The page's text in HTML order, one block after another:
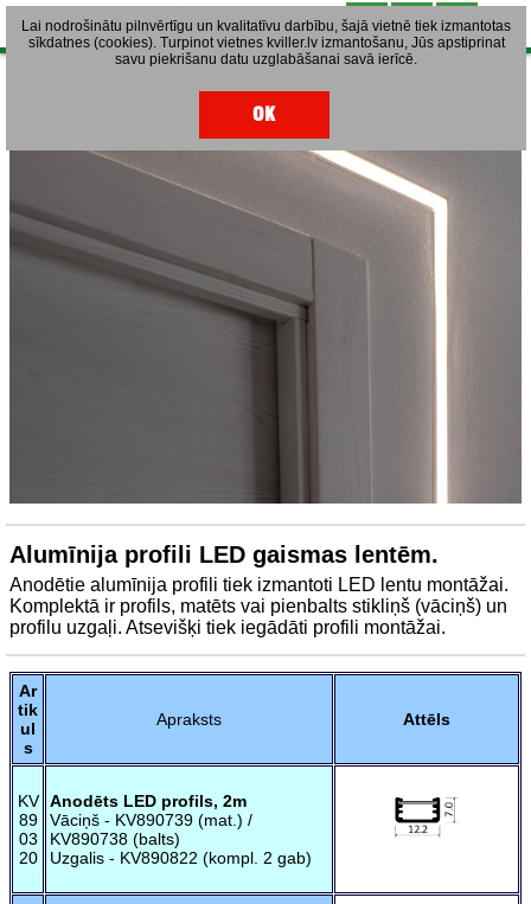
Alumīnija profili LED montāžai
Alumīnija profili LED gaismas lentēm.
Anodētie alumīnija profili tiek izmantoti LED lentu montāžai.
Komplektā ir profils, matēts vai pienbalts stikliņš (vāciņš) un
profilu uzgaļi. Atsevišķi tiek iegādāti profili montāžai.
Ar
tik
ul
s
Apraksts Attēls
KV
89
03
20
Anodēts LED profils, 2m
Vāciņš - KV890739 (mat.) /
KV890738 (balts)
Uzgalis - KV890822 (kompl. 2 gab)
Lai nodrošinātu pilnvērtīgu un kvalitatīvu darbību, šajā vietnē tiek izmantotas
sīkdatnes (cookies). Turpinot vietnes kviller.lv izmantošanu, Jūs apstiprinat
savu piekrišanu datu uzglabāšanai savā ierīcē.
OK